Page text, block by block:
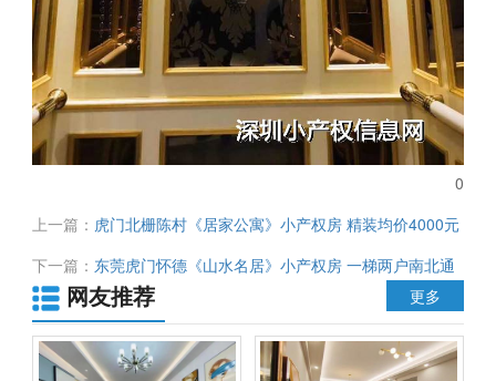
0
上一篇： 虎门北栅陈村《居家公寓》小产权房 精装均价4000元
一梯三户 采光无遮挡
下一篇： 东莞虎门怀德《山水名居》小产权房 一梯两户南北通
透 社区停车位 均价3580元
网友推荐 更多